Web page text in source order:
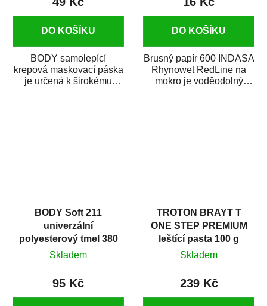
DO KOŠÍKU
BODY samolepící
krepová maskovací páska
je určená k širokému
DO KOŠÍKU
Brusný papír 600 INDASA
Rhynowet RedLine na
mokro je voděodolný
BODY Soft 211
univerzální
polyesterový tmel 380
g
Skladem
95 Kč
TROTON BRAYT T
ONE STEP PREMIUM
leštící pasta 100 g
Skladem
239 Kč